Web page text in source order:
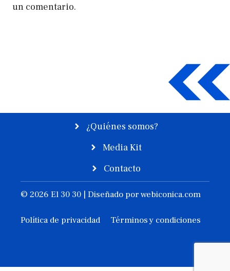
un comentario.
¿Quiénes somos?
Media Kit
Contacto
© 2026 El 30 30 | Diseñado porwebiconica.com
Política de privacidad Términos y condiciones